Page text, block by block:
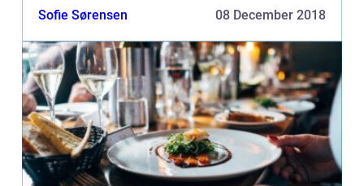
forskellige ting på...
Sofie Sørensen 08 December 2018